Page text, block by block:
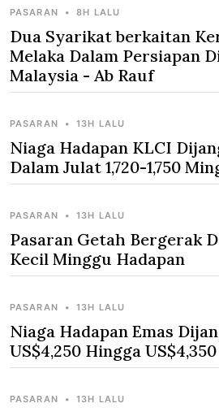
PASARAN • 8H LALU
Dua Syarikat berkaitan
Melaka Dalam Persiapan
Malaysia - Ab Rauf
PASARAN • 13H LALU
Niaga Hadapan KLCI
Dalam Julat 1,720-1,750
PASARAN • 13H LALU
Pasaran Getah Bergerak
Kecil Minggu Hadapan
PASARAN • 13H LALU
Niaga Hadapan Emas
US$4,250 Hingga
PASARAN • 13H LALU